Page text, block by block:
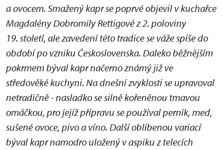
a ovocem. Smažený kapr se poprvé objevil v kuchařce
Magdalény Dobromily Rettigové z 2. poloviny
19. století, ale zavedení této tradice se váže spíše do
období po vzniku Československa. Daleko běžnějším
pokrmem býval kapr načerno známý již ve
středověké kuchyni. Na dnešní zvyklosti se upravoval
netradičně - nasladko se silně kořeněnou tmavou
omáčkou, pro jejíž přípravu se používal perník, med,
sušené ovoce, pivo a víno. Další oblíbenou variací
býval kapr namodro uložený v aspiku z telecích